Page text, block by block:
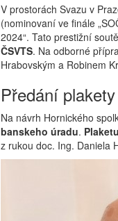
V prostorách Svazu v
(nominovaní ve finále
2024“. Tato prestižní
ČSVTS. Na odborné
Hrabovským a Robinem
Předání
Na návrh Hornického
banskeho úradu.
z rukou doc. Ing. Daniela